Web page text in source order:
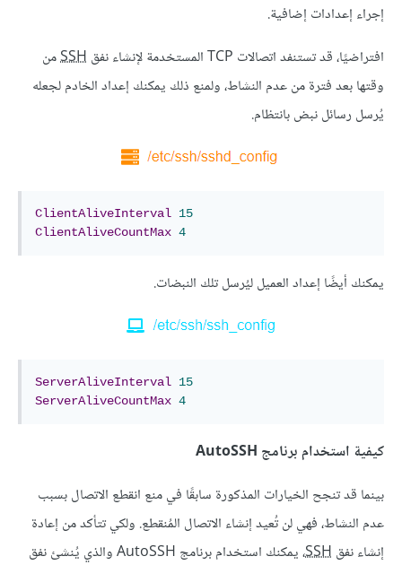
إجراء إعدادات إضافية.
افتراضيًا، قد تستنفد اتصالات TCP المستخدمة لإنشاء نفق
SSHمن
وقتها بعد فترة من عدم النشاط، ولمنع ذلك يمكنك إعداد الخادم لجعله
يُرسل رسائل نبض بانتظام.
ClientAliveInterval 15
ClientAliveCountMax 4
يمكنك أيضًا إعداد العميل ليُرسل تلك النبضات.
ServerAliveInterval 15
ServerAliveCountMax 4
كيفية استخدام برنامج AutoSSH
بينما قد تنجح الخيارات المذكورة سابقًا في منع انقطع الاتصال بسبب
عدم النشاط، فهي لن تُعيد إنشاء الاتصال المُنقطع. ولكي تتأكد من إعادة
إنشاء نفق SSH، يمكنك استخدام برنامج AutoSSH والذي يُنشئ نفق